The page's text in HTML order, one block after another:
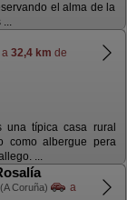
el alma de la
...
a 32,4 km de
una típica casa rural
como albergue pera
...
(A Coruña)
a